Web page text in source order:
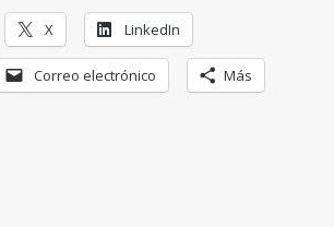
X LinkedIn
Correo electrónico Más